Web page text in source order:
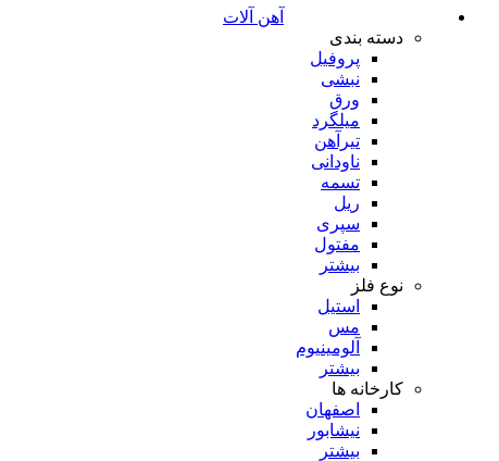
آهن آلات
دسته بندی
پروفیل
نبشی
ورق
میلگرد
تیرآهن
ناودانی
تسمه
ریل
سپری
مفتول
بیشتر
نوع فلز
استیل
مس
آلومینیوم
بیشتر
کارخانه ها
اصفهان
نیشابور
بیشتر